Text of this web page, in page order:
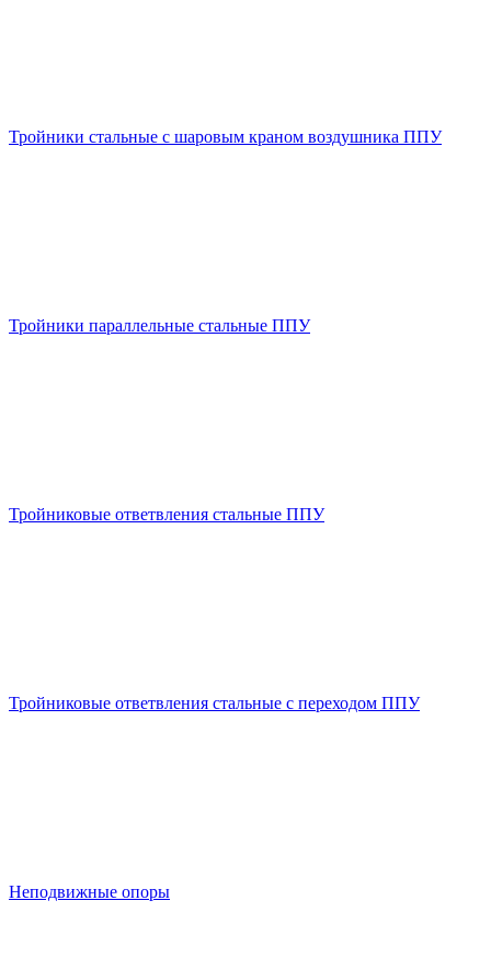
Тройники стальные с шаровым краном воздушника ППУ
Тройники параллельные стальные ППУ
Тройниковые ответвления стальные ППУ
Тройниковые ответвления стальные с переходом ППУ
Неподвижные опоры